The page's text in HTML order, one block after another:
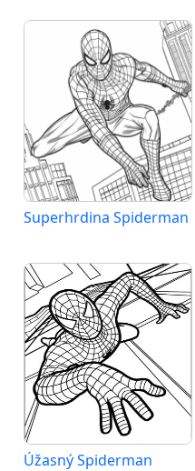
Superhrdina Spiderman
Úžasný Spiderman